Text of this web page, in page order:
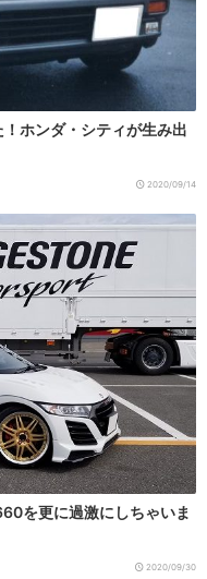
ホンダ・シティが生み出
2020/09/14
を更に過激にしちゃいま
2020/09/30